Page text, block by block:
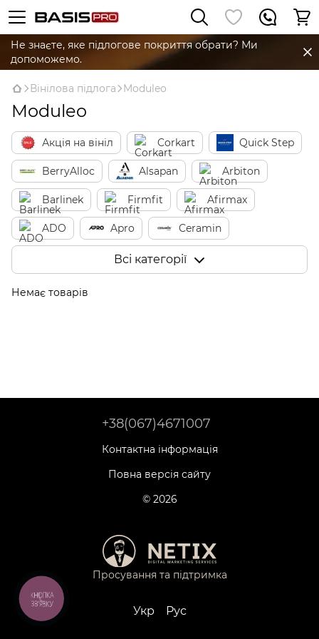
Не знаєте, яке підлогове покриття обрати? Ми
допоможемо.
Вінілова підлога Moduleo
Moduleo
Акція на вініл Corkart Quick Step
BerryAlloc Alsapan Arbiton
Barlinek Firmfit Afirmax
ADO Apro Ceramin
Unilin Beaulieu Canada
Kronostep
Всі категорії
Немає товарів
+38(067)4671007
Контактна інформація
Повна версія сайту
© 2026
Просування та підтримка
Укр Рус
КНОПКА
ЗВ'ЯЗКУ